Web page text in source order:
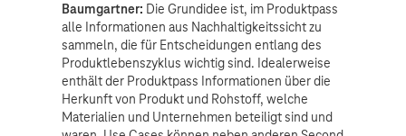
Baumgartner: Die Grundidee ist, im Produktpass
alle Informationen aus Nachhaltigkeitssicht zu
sammeln, die für Entscheidungen entlang des
Produktlebenszyklus wichtig sind. Idealerweise
enthält der Produktpass Informationen über die
Herkunft von Produkt und Rohstoff, welche
Materialien und Unternehmen beteiligt sind und